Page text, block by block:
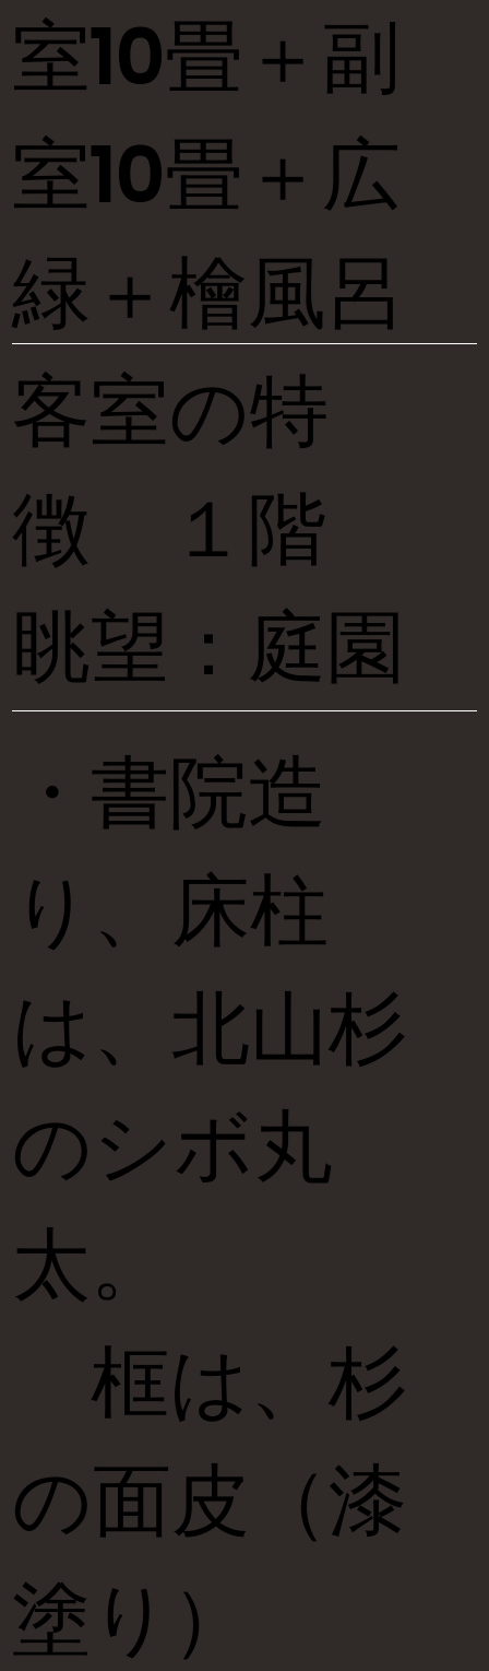
室10畳＋副
室10畳＋広
緑＋檜風呂
客室の特
徴 １階
眺望：庭園
・書院造
り、床柱
は、北山杉
のシボ丸
太。
框は、杉
の面皮（漆
塗り）